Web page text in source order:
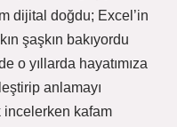
dijital doğdu; Excel’in
şaşkın bakıyordu
o yıllarda hayatımıza
anlamayı
incelerken kafam